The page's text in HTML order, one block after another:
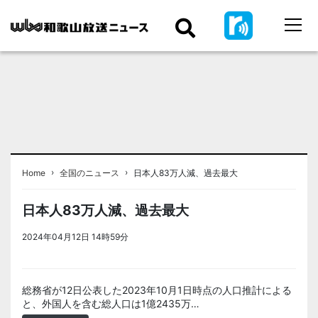
Home › 全国のニュース › 日本人83万人減、過去最大
日本人83万人減、過去最大
2024年04月12日 14時59分
総務省が12日公表した2023年10月1日時点の人口推計による
と、外国人を含む総人口は1億2435万…